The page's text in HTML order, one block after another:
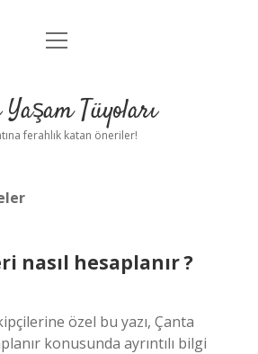
Anasayfa
Yasal Uyarı
menüyü
Yaşam Tüyoları
ferahlık katan öneriler!
nasıl hesaplanır ?
özel bu yazı, Çanta
konusunda ayrıntılı bilgi